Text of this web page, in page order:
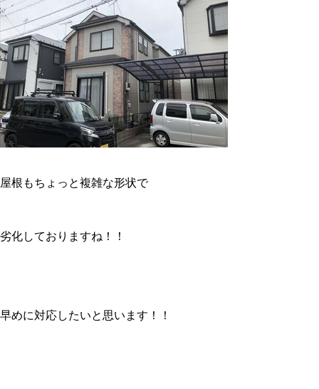
屋根もちょっと複雑な形状で
劣化しておりますね！！
早めに対応したいと思います！！